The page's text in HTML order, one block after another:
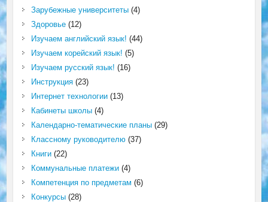
Зарубежные университеты(4)
Здоровье(12)
Изучаем английский язык! (44)
Изучаем корейский язык! (5)
Изучаем русский язык! (16)
Инструкция(23)
Интернет технологии(13)
Кабинеты школы(4)
Календарно-тематические планы(29)
Классному руководителю(37)
Книги(22)
Коммунальные платежи(4)
Компетенция по предметам (6)
Конкурсы(28)